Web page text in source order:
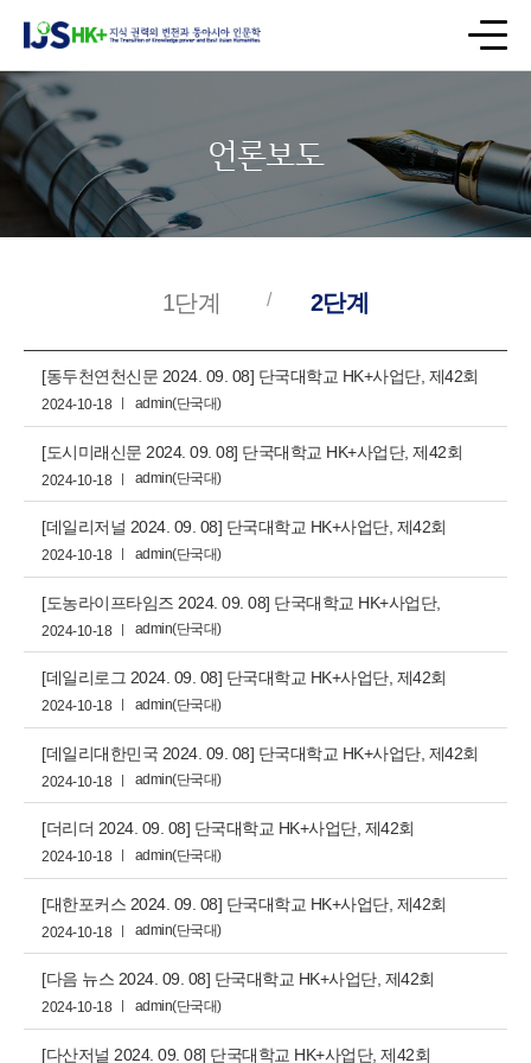
언론보도
1단계 2단계
[동두천연천신문 2024. 09. 08] 단국대학교 HK+사업단, 제42회
학문후속세대특강...
2024-10-18 admin(단국대)
[도시미래신문 2024. 09. 08] 단국대학교 HK+사업단, 제42회
학문후속세대특강 ...
2024-10-18 admin(단국대)
[데일리저널 2024. 09. 08] 단국대학교 HK+사업단, 제42회
학문후속세대특강 개...
2024-10-18 admin(단국대)
[도농라이프타임즈 2024. 09. 08] 단국대학교 HK+사업단,
제42회 학문후속세대특...
2024-10-18 admin(단국대)
[데일리로그 2024. 09. 08] 단국대학교 HK+사업단, 제42회
학문후속세대특강 개...
2024-10-18 admin(단국대)
[데일리대한민국 2024. 09. 08] 단국대학교 HK+사업단, 제42회
학문후속세대특강...
2024-10-18 admin(단국대)
[더리더 2024. 09. 08] 단국대학교 HK+사업단, 제42회
학문후속세대특강 개최
2024-10-18 admin(단국대)
[대한포커스 2024. 09. 08] 단국대학교 HK+사업단, 제42회
학문후속세대특강 개...
2024-10-18 admin(단국대)
[다음 뉴스 2024. 09. 08] 단국대학교 HK+사업단, 제42회
학문후속세대특강 개최
2024-10-18 admin(단국대)
[다산저널 2024. 09. 08] 단국대학교 HK+사업단, 제42회